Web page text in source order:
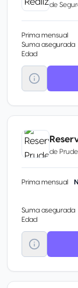
de
Prima mensual
Suma asegurada
Edad
de
Prima mensual
Suma asegurada
Edad